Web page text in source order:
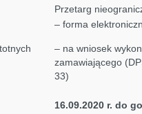
Przetarg
– forma
– na wniosek
zamawiającego
33)
16.09.2020 r. do